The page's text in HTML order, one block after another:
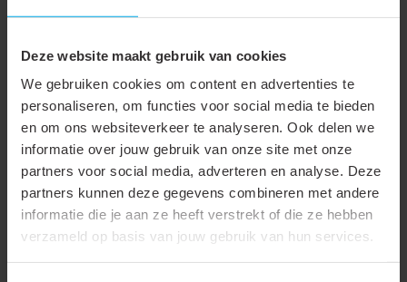
Deze website maakt gebruik van cookies
We gebruiken cookies om content en advertenties te
personaliseren, om functies voor social media te bieden
en om ons websiteverkeer te analyseren. Ook delen we
informatie over jouw gebruik van onze site met onze
partners voor social media, adverteren en analyse. Deze
partners kunnen deze gegevens combineren met andere
informatie die je aan ze heeft verstrekt of die ze hebben
verzameld op basis van jouw gebruik van hun services.
van montage.
Dit betekent niet alleen minder materiaalverlies en lagere
kosten voor de installateur en groothandel, maar ook een
positieve bijdrage aan duurzaamheid door minder verspilling.
Duurzame afwerking met oog voor detail
Het project bij Airco Twente laat zien hoe technische kwaliteit